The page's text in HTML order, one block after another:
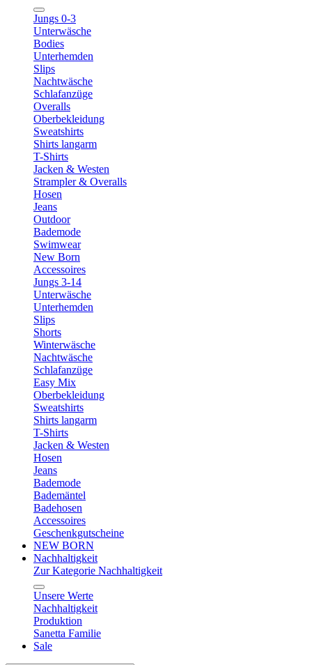
Jungs 0-3
Unterwäsche
Bodies
Unterhemden
Slips
Nachtwäsche
Schlafanzüge
Overalls
Oberbekleidung
Sweatshirts
Shirts langarm
T-Shirts
Jacken & Westen
Strampler & Overalls
Hosen
Jeans
Outdoor
Bademode
Swimwear
New Born
Accessoires
Jungs 3-14
Unterwäsche
Unterhemden
Slips
Shorts
Winterwäsche
Nachtwäsche
Schlafanzüge
Easy Mix
Oberbekleidung
Sweatshirts
Shirts langarm
T-Shirts
Jacken & Westen
Hosen
Jeans
Bademode
Bademäntel
Badehosen
Accessoires
Geschenkgutscheine
NEW BORN
Nachhaltigkeit
Zur Kategorie Nachhaltigkeit
Unsere Werte
Nachhaltigkeit
Produktion
Sanetta Familie
Sale